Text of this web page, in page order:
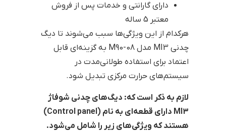
دارای گارانتی و خدمات پس از فروش
معتبر 5 ساله
هرکدام از این ویژگی‌ها سبب می‌شوند تا دیگ
چدنی MI3 مدل M90-08 به گزینه‌ای قابل
اعتماد برای استفاده طولانی‌مدت در
سیستم‌های حرارت مرکزی تبدیل شود.
لازم به ذکر است که: دیگ‌های چدنی شوفاژ
MI3 دارای قطعه‌ای به نام (Control panel)
هستند که ویژگی‌های زیر را شامل می‌شود.